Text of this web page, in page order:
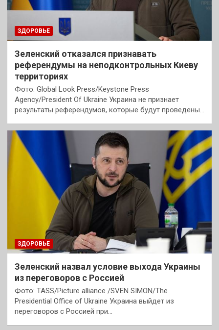
ЗДОРОВЬЕ
Зеленский отказался признавать
референдумы на неподконтрольных Киеву
территориях
Фото: Global Look Press/Keystone Press
Agency/President Of Ukraine Украина не признает
результаты референдумов, которые будут проведены…
ЗДОРОВЬЕ
Зеленский назвал условие выхода Украины
из переговоров с Россией
Фото: TASS/Picture alliance /SVEN SIMON/The
Presidential Office of Ukraine Украина выйдет из
переговоров с Россией при…